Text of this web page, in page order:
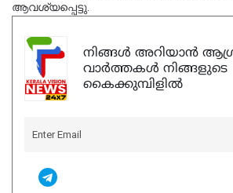
ആവശ്യപ്പെട്ടു.
നിങ്ങൾ അറിയാൻ
വാർത്തകൾ നിങ്ങളുടെ
കൈക്കുമ്പിളിൽ